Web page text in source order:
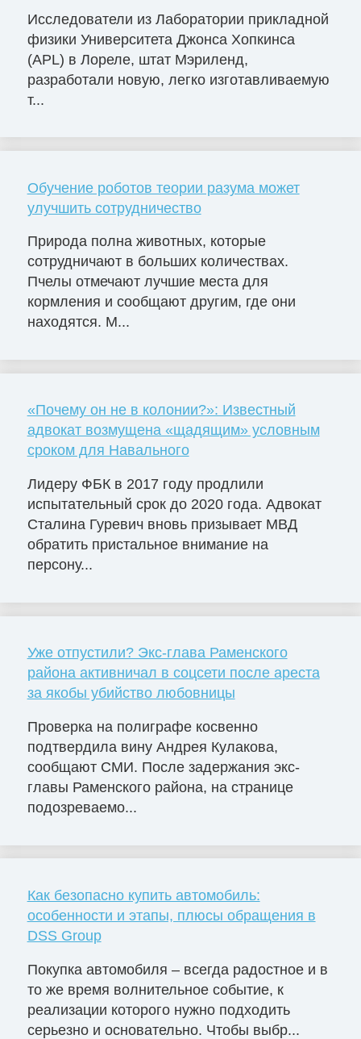
Исследователи из Лаборатории прикладной
физики Университета Джонса Хопкинса
(APL) в Лореле, штат Мэриленд,
разработали новую, легко изготавливаемую
т...
Обучение роботов теории разума может
улучшить сотрудничество
Природа полна животных, которые
сотрудничают в больших количествах.
Пчелы отмечают лучшие места для
кормления и сообщают другим, где они
находятся. М...
«Почему он не в колонии?»: Известный
адвокат возмущена «щадящим» условным
сроком для Навального
Лидеру ФБК в 2017 году продлили
испытательный срок до 2020 года. Адвокат
Сталина Гуревич вновь призывает МВД
обратить пристальное внимание на
персону...
Уже отпустили? Экс-глава Раменского
района активничал в соцсети после ареста
за якобы убийство любовницы
Проверка на полиграфе косвенно
подтвердила вину Андрея Кулакова,
сообщают СМИ. После задержания экс-
главы Раменского района, на странице
подозреваемо...
Как безопасно купить автомобиль:
особенности и этапы, плюсы обращения в
DSS Group
Покупка автомобиля – всегда радостное и в
то же время волнительное событие, к
реализации которого нужно подходить
серьезно и основательно. Чтобы выбр...